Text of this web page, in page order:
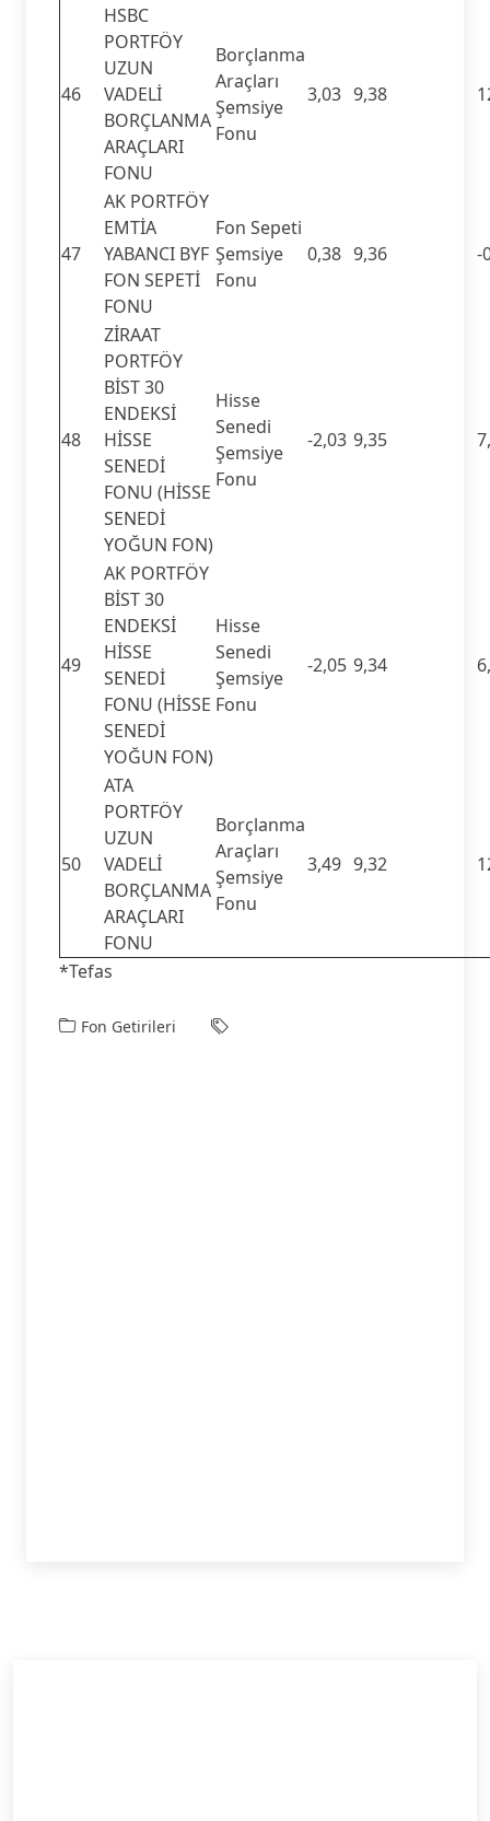
46
HSBC
PORTFÖY
UZUN
VADELİ
BORÇLANMA
ARAÇLARI
FONU
Borçlanma
Araçları
Şemsiye
Fonu
3,03 9,38
47
AK PORTFÖY
EMTİA
YABANCI BYF
FON SEPETİ
FONU
Fon Sepeti
Şemsiye
Fonu
0,38 9,36 -
48
ZİRAAT
PORTFÖY
BİST 30
ENDEKSİ
HİSSE
SENEDİ
FONU (HİSSE
SENEDİ
YOĞUN FON)
Hisse
Senedi
Şemsiye
Fonu
-2,03 9,35
49
AK PORTFÖY
BİST 30
ENDEKSİ
HİSSE
SENEDİ
FONU (HİSSE
SENEDİ
YOĞUN FON)
Hisse
Senedi
Şemsiye
Fonu
-2,05 9,34
50
ATA
PORTFÖY
UZUN
VADELİ
BORÇLANMA
ARAÇLARI
FONU
Borçlanma
Araçları
Şemsiye
Fonu
3,49 9,32
*Tefas
Fon Getirileri